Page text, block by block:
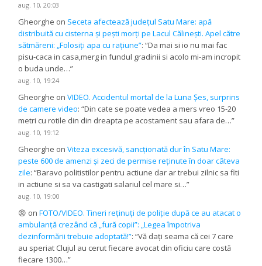
aug. 10, 20:03
Gheorghe on Seceta afectează județul Satu Mare: apă
distribuită cu cisterna și pești morți pe Lacul Călinești. Apel către
sătmăreni: „Folosiți apa cu rațiune”: “Da mai si io nu mai fac
pisu-caca in casa,merg in fundul gradinii si acolo mi-am incropit
o buda unde…”
aug. 10, 19:24
Gheorghe onVIDEO. Accidentul mortal de la Luna Șes, surprins
de camere video: “Din cate se poate vedea a mers vreo 15-20
metri cu rotile din din dreapta pe acostament sau afara de…”
aug. 10, 19:12
Gheorghe onViteza excesivă, sancționată dur în Satu Mare:
peste 600 de amenzi și zeci de permise reținute în doar câteva
zile: “Baravo politistilor pentru actiune dar ar trebui zilnic sa fiti
in actiune si sa va castigati salariul cel mare si…”
aug. 10, 19:00
😡 onFOTO/VIDEO. Tineri reținuți de poliție după ce au atacat o
ambulanță crezând că „fură copii”: „Legea împotriva
dezinformării trebuie adoptată!”: “Vă dați seama că cei 7 care
au speriat Clujul au cerut fiecare avocat din oficiu care costă
fiecare 1300…”